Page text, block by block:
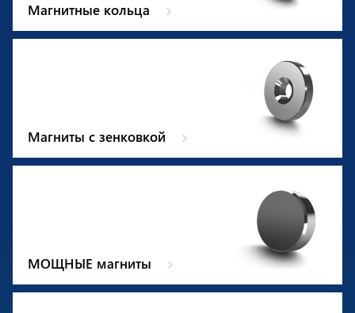
Магнитные кольца
Магниты с зенковкой
МОЩНЫЕ магниты